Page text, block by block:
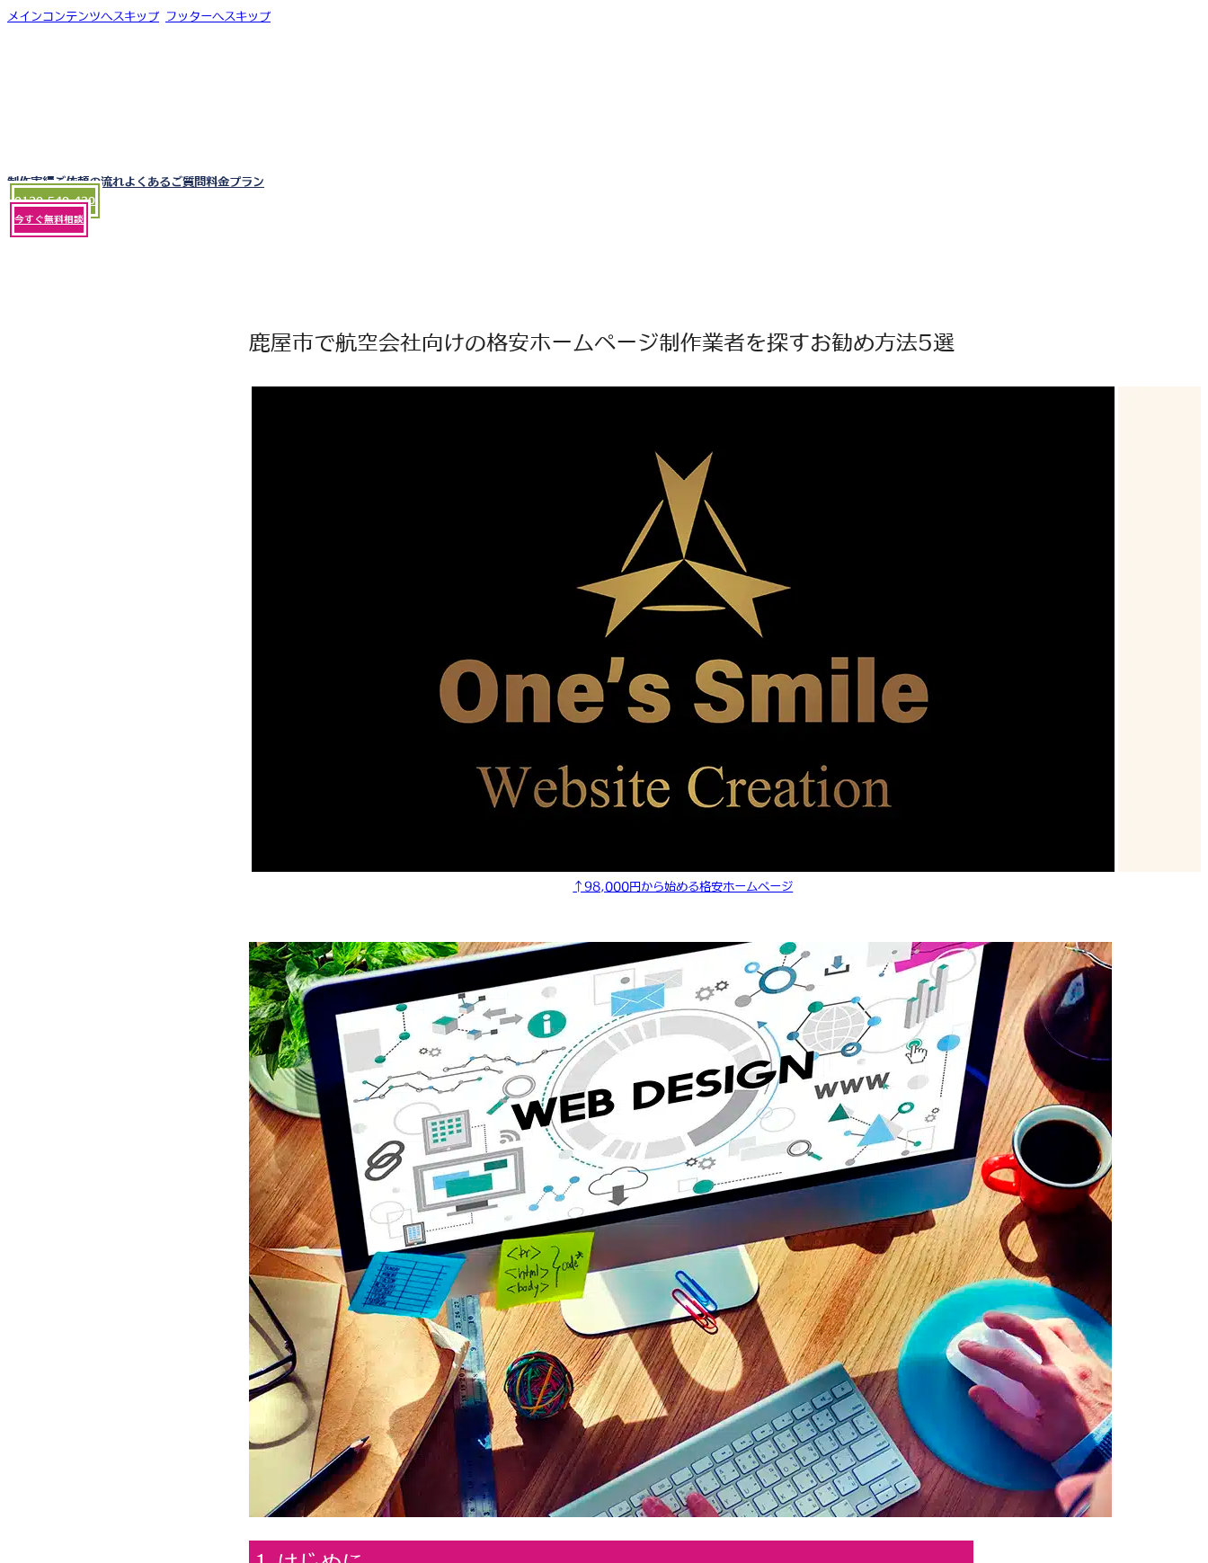
メインコンテンツへスキップ フッターへスキップ
制作実績ご依頼の流れ よくあるご質問料金プラン
0120-540-430
今すぐ無料相談
鹿屋市で航空会社向けの格安ホームページ制作業者を探すお勧め方法5選
↑98,000円から始める格安ホームページ